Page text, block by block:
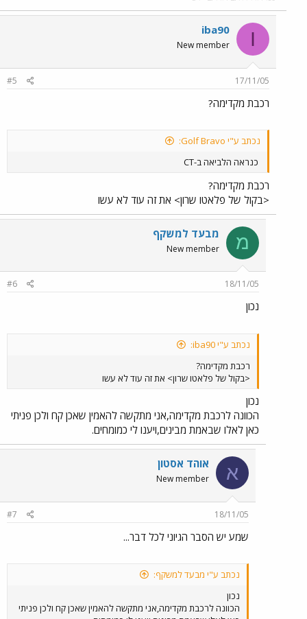
I
iba90
New member
17/11/05
#5
רכבת מקדימה?
נכתב ע"י Golf Bravo:
כנראה הלביאה ב-CT
רכבת מקדימה?
<בקול של פלאטו שרון> את זה עוד לא עשו
מ מבעד למשקף
New member
18/11/05
#6
נכון
נכתב ע"י iba90:
רכבת מקדימה?
<בקול של פלאטו שרון> את זה עוד לא עשו
נכון
הכוונה לרכבת מקדימה,אני מתקשה להאמין שאכן קח ולכן פניתי
כאן לאלו שבאמת מבינים,ויענו לי כמומחים.
א אוהד אסטון
New member
18/11/05
#7
שמע יש הסבר הגיוני לכל דבר...
נכתב ע"י מבעד למשקף:
נכון
הכוונה לרכבת מקדימה,אני מתקשה להאמין שאכן קח ולכן פניתי